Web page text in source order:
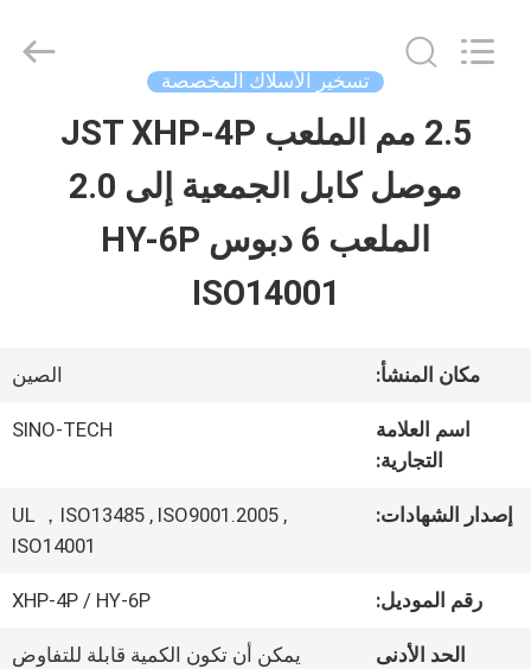
المنزل
المنتجات
المصنع
تسخير الأسلاك المخصصة
2.5 مم الملعب JST XHP-4P
موصل كابل الجمعية إلى 2.0
الملعب 6 دبوس HY-6P
ISO14001
مكان المنشأ: الصين
اسم العلامة
التجارية:
SINO-TECH
إصدار الشهادات:
UL ，ISO13485 , ISO9001.2005 ,
ISO14001
رقم الموديل: XHP-4P / HY-6P
الحد الأدنى
يمكن أن تكون الكمية قابلة للتفاوض